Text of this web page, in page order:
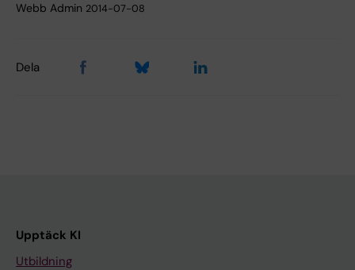
Webb Admin 2014-07-08
Dela
Upptäck KI
Utbildning